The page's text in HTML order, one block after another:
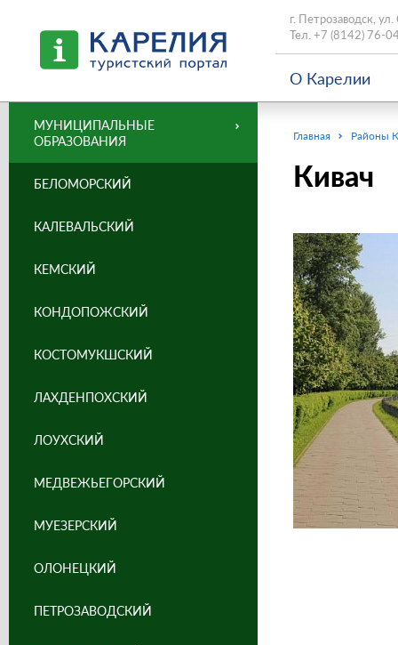
г. Петрозаводск,
Тел. +7 (8142) 76-
О Карелии
Главная Районы
Кивач
МУНИЦИПАЛЬНЫЕ
ОБРАЗОВАНИЯ
БЕЛОМОРСКИЙ
КАЛЕВАЛЬСКИЙ
КЕМСКИЙ
КОНДОПОЖСКИЙ
КОСТОМУКШСКИЙ
ЛАХДЕНПОХСКИЙ
ЛОУХСКИЙ
МЕДВЕЖЬЕГОРСКИЙ
МУЕЗЕРСКИЙ
ОЛОНЕЦКИЙ
ПЕТРОЗАВОДСКИЙ